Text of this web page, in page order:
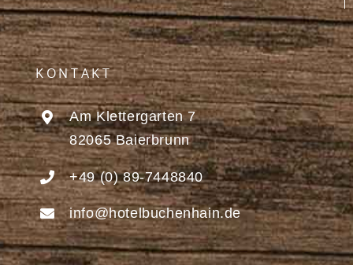
KONTAKT
Am Klettergarten 7
82065 Baierbrunn
+49 (0) 89-7448840
info@hotelbuchenhain.de